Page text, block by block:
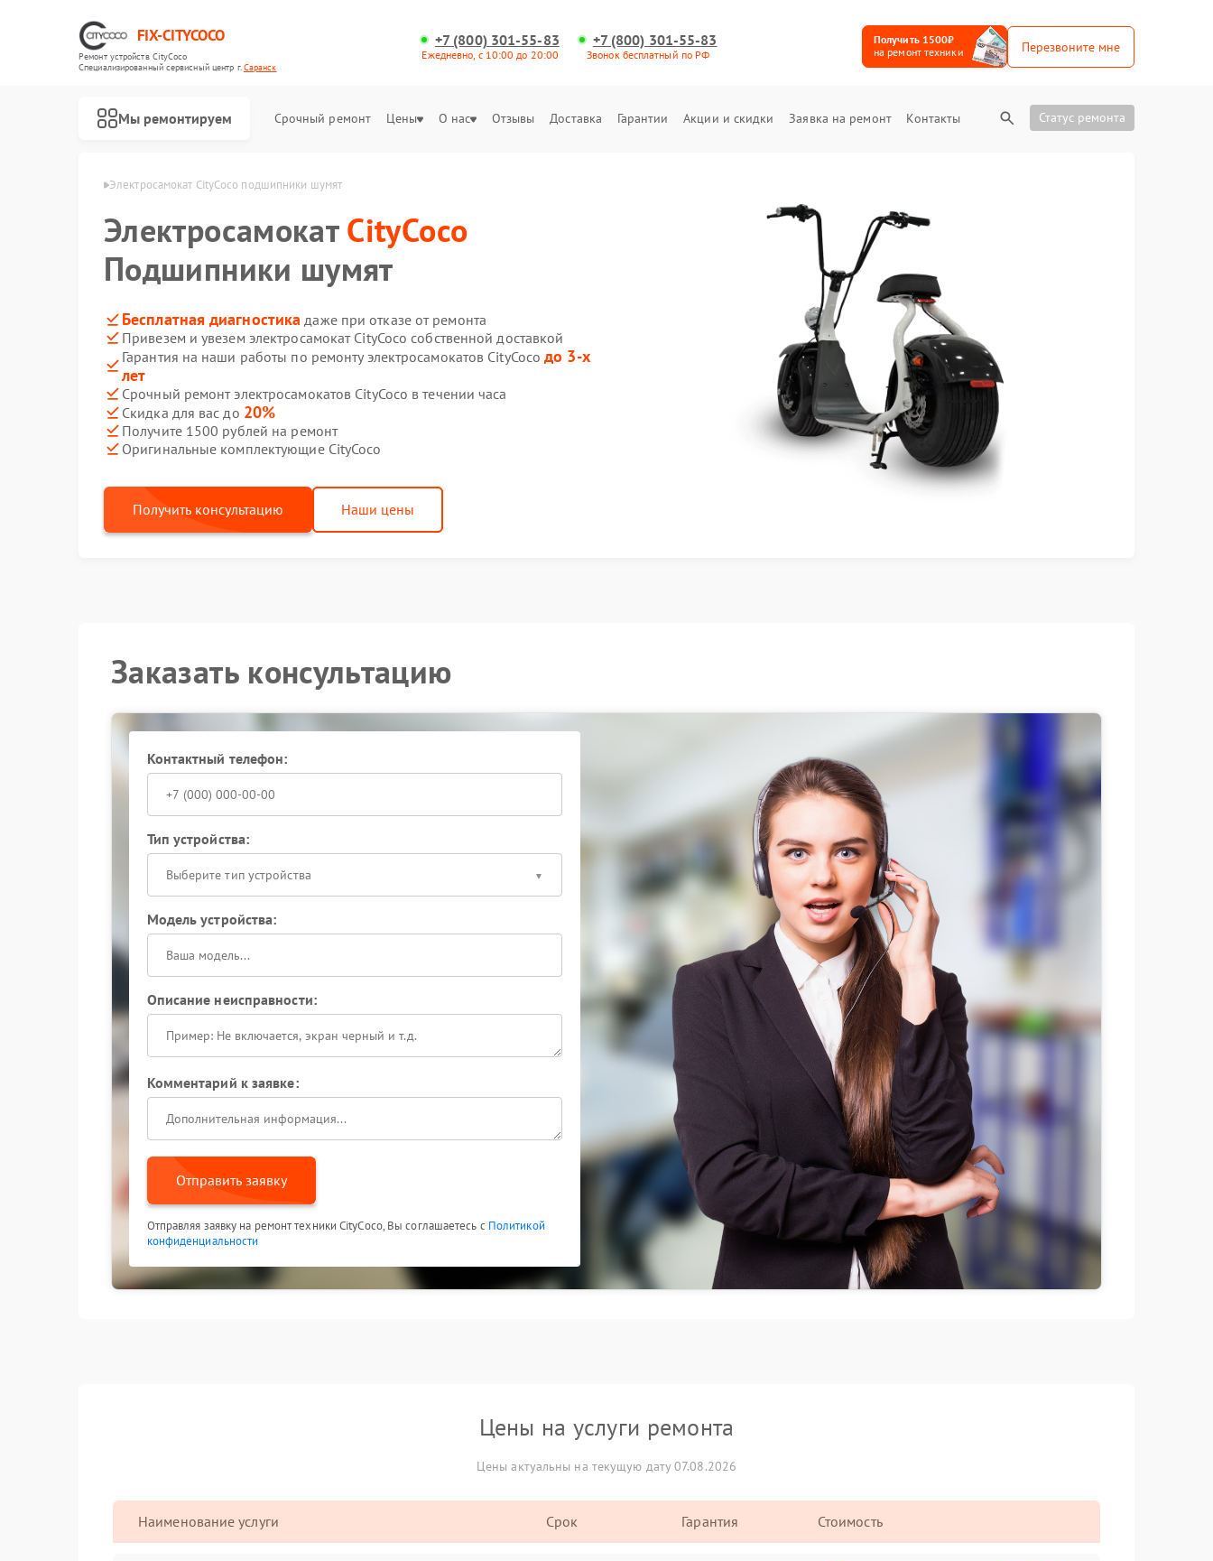
FIX-CITYCOCO
Ремонт устройств CityCoco
Специализированный cервисный центр г.Саранск
+7 (800) 301-55-83
Ежедневно, с 10:00 до 20:00
+7 (800) 301-55-83
Звонок бесплатный по РФ
Получить 1500₽
на ремонт техники
Перезвоните мне
Мы ремонтируем Срочный ремонт Цены О нас Отзывы Доставка Гарантии Акции и скидки Заявка на ремонт Контакты Статус ремонта
в Саранске Электросамокат CityCoco подшипники шумят
ЭлектросамокатCityCoco
Подшипники шумят
Бесплатная диагностика даже при отказе от ремонта
Привезем и увезем электросамокат CityCoco собственной доставкой
Гарантия на наши работы по ремонту электросамокатов CityCocoдо 3-х
лет
Срочный ремонт электросамокатов CityCoco в течении часа
Скидка для вас до 20%
Получите 1500 рублей на ремонт
Оригинальные комплектующие CityCoco
Получить консультацию Наши цены
Заказать консультацию
Контактный телефон:
Тип устройства:
Выберите тип устройства
Модель устройства:
Описание неисправности:
Комментарий к заявке:
Отправить заявку
Отправляя заявку на ремонт техники CityCoco, Вы соглашаетесь с Политикой
конфиденциальности
Цены на услуги ремонта
Цены актуальны на текущую дату 07.08.2026
Наименование услуги Срок Гарантия Стоимость